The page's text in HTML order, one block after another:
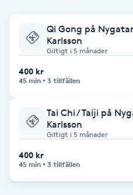
Balayage
Bambumassage
Barber
Barnklippning
BIAB
Qi Gong på
Karlsson
Giltigt i 5 månader
400 kr
45 min 3 tillfällen
Tai Chi / Taiji på
Karlsson
Giltigt i 5 månader
400 kr
45 min 3 tillfällen